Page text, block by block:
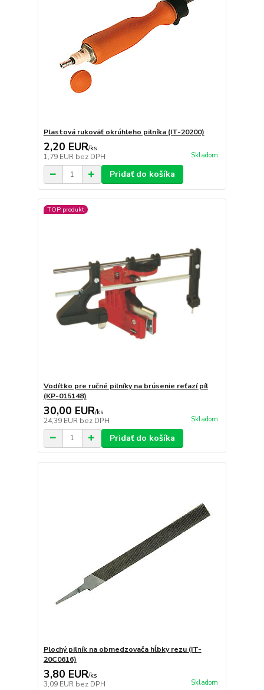
Plastová rukoväť okrúhleho pilníka (IT-20200)
2,20 EUR/ks
1,79 EUR bez DPH Skladom
Pridať do košíka
TOP produkt
Vodítko pre ručné pilníky na brúsenie reťazí píl
(KP-015148)
30,00 EUR/ks
24,39 EUR bez DPH Skladom
Pridať do košíka
Plochý pilník na obmedzovača hĺbky rezu (IT-
20C0616)
3,80 EUR/ks
3,09 EUR bez DPH Skladom